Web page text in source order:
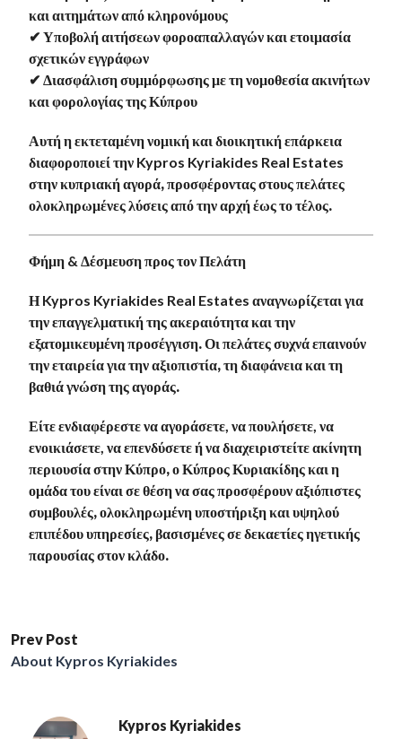
και αιτημάτων από κληρονόμους
✔ Υποβολή αιτήσεων φοροαπαλλαγών και ετοιμασία
σχετικών εγγράφων
✔ Διασφάλιση συμμόρφωσης με τη νομοθεσία ακινήτων
και φορολογίας της Κύπρου
Αυτή η εκτεταμένη νομική και διοικητική επάρκεια
διαφοροποιεί την Kypros Kyriakides Real Estates
στην κυπριακή αγορά, προσφέροντας στους πελάτες
ολοκληρωμένες λύσεις από την αρχή έως το τέλος.
Φήμη & Δέσμευση προς τον Πελάτη
ΗKypros Kyriakides Real Estates αναγνωρίζεται για
την επαγγελματική της ακεραιότητα και την
εξατομικευμένη προσέγγιση. Οι πελάτες συχνά επαινούν
την εταιρεία για την αξιοπιστία, τη διαφάνεια και τη
βαθιά γνώση της αγοράς.
Είτε ενδιαφέρεστε νααγοράσετε, να πουλήσετε, να
ενοικιάσετε, να επενδύσετε ή να διαχειριστείτε ακίνητη
περιουσία στην Κύπρο, ο Κύπρος Κυριακίδης και η
ομάδα του είναι σε θέση να σας προσφέρουν αξιόπιστες
συμβουλές, ολοκληρωμένη υποστήριξη και υψηλού
επιπέδου υπηρεσίες, βασισμένες σε δεκαετίες ηγετικής
παρουσίας στον κλάδο.
Prev Post
About Kypros Kyriakides
Kypros Kyriakides